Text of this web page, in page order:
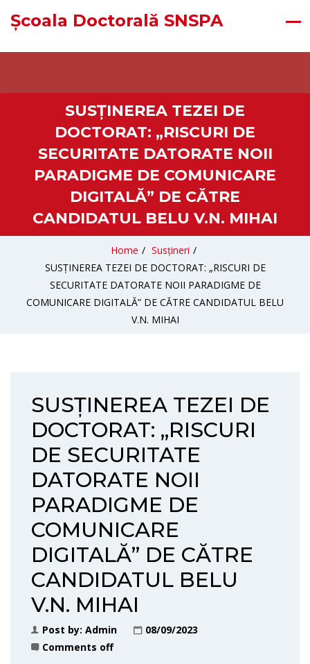
Școala Doctorală SNSPA
SUSȚINEREA TEZEI DE
DOCTORAT: „RISCURI DE
SECURITATE DATORATE NOII
PARADIGME DE COMUNICARE
DIGITALĂ” DE CĂTRE
CANDIDATUL BELU V.N. MIHAI
Home / Susțineri /
SUSȚINEREA TEZEI DE DOCTORAT: „RISCURI DE
SECURITATE DATORATE NOII PARADIGME DE
COMUNICARE DIGITALĂ” DE CĂTRE CANDIDATUL BELU
V.N. MIHAI
SUSȚINEREA TEZEI DE
DOCTORAT: „RISCURI
DE SECURITATE
DATORATE NOII
PARADIGME DE
COMUNICARE
DIGITALĂ” DE CĂTRE
CANDIDATUL BELU
V.N. MIHAI
Post by: Admin
08/09/2023
Comments off